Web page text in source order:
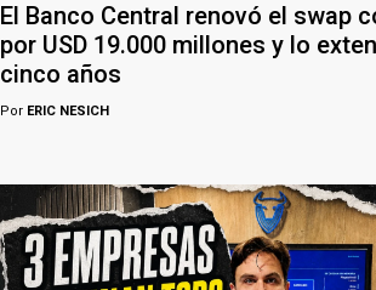
El Banco Central renovó el swap
por USD 19.000 millones y lo
cinco años
Por ERIC NESICH